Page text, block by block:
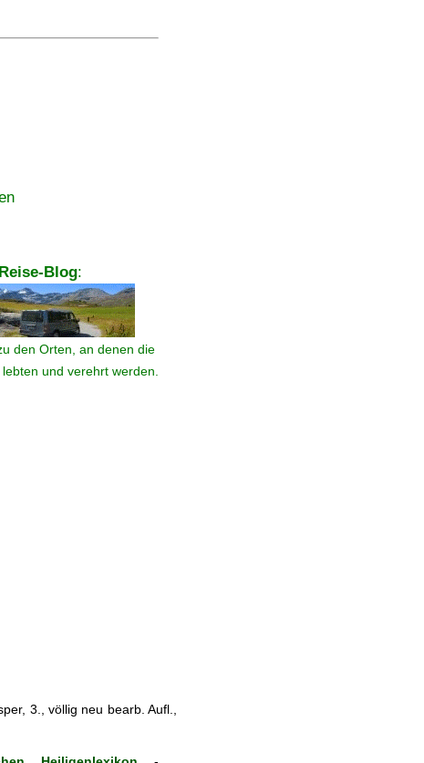
Reise-Blog:
den Orten, an denen die
und verehrt werden.
3., völlig neu bearb. Aufl.,